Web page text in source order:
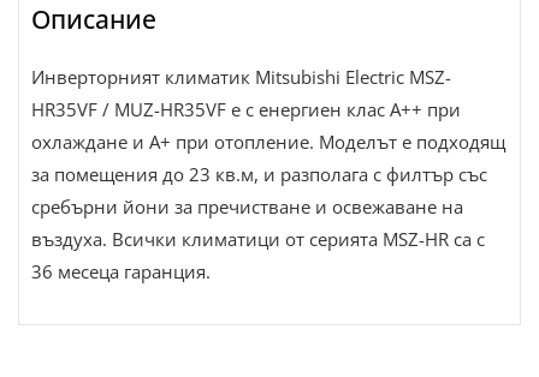
Описание
Инверторният климатик Mitsubishi Electric MSZ-
HR35VF / MUZ-HR35VF е с енергиен клас А++ при
охлаждане и А+ при отопление. Моделът е подходящ
за помещения до 23 кв.м, и разполага с филтър със
сребърни йони за пречистване и освежаване на
въздуха. Всички климатици от серията MSZ-HR са с
36 месеца гаранция.